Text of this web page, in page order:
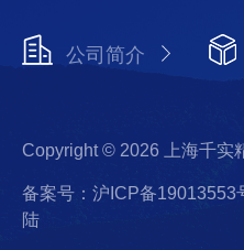
公司简介
Copyright © 2026 上海千实
备案号：沪ICP备19013553
陆